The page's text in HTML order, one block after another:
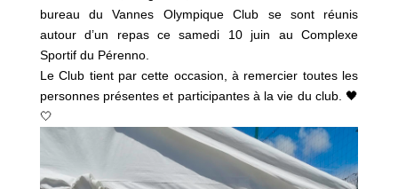
bureau du Vannes Olympique Club se sont réunis
autour d’un repas ce samedi 10 juin au Complexe
Sportif du Pérenno.
Le Club tient par cette occasion, à remercier toutes les
personnes présentes et participantes à la vie du club. 🖤
🤍